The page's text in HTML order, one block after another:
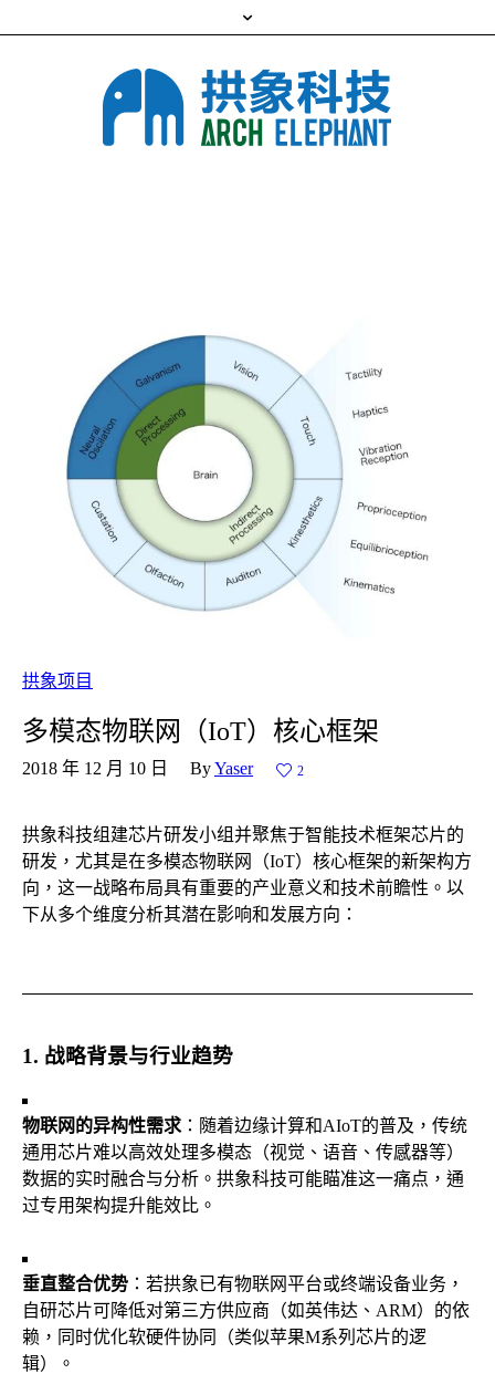
拱象项目
多模态物联网（IoT）核心框架
2018 年 12 月 10 日 ByYaser 2
拱象科技组建芯片研发小组并聚焦于智能技术框架芯片的
研发，尤其是在多模态物联网（IoT）核心框架的新架构方
向，这一战略布局具有重要的产业意义和技术前瞻性。以
下从多个维度分析其潜在影响和发展方向：
1. 战略背景与行业趋势
物联网的异构性需求：随着边缘计算和AIoT的普及，传统
通用芯片难以高效处理多模态（视觉、语音、传感器等）
数据的实时融合与分析。拱象科技可能瞄准这一痛点，通
过专用架构提升能效比。
垂直整合优势：若拱象已有物联网平台或终端设备业务，
自研芯片可降低对第三方供应商（如英伟达、ARM）的依
赖，同时优化软硬件协同（类似苹果M系列芯片的逻
辑）。